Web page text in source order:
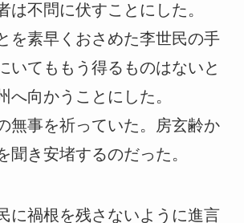
は不問に伏すことにした。
を素早くおさめた李世民の手
いてももう得るものはないと
へ向かうことにした。
無事を祈っていた。房玄齢か
聞き安堵するのだった。
に禍根を残さないように進言